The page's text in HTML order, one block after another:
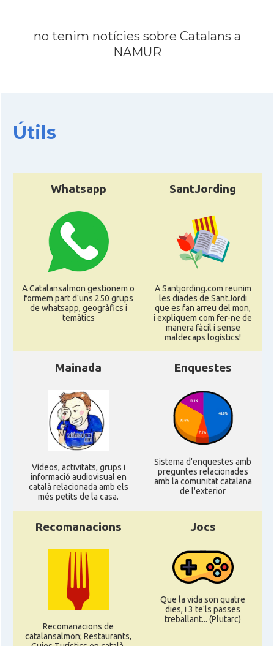
no tenim notícies sobre Catalans a
NAMUR
Útils
Whatsapp
A Catalansalmon gestionem o
formem part d'uns 250 grups
de whatsapp, geogràfics i
temàtics
SantJording
A Santjording.com reunim
les diades de SantJordi
que es fan arreu del mon,
i expliquem com fer-ne de
manera fàcil i sense
maldecaps logí­stics!
Mainada
Ví­deos, activitats, grups i
informació audiovisual en
català relacionada amb els
més petits de la casa.
Enquestes
Sistema d'enquestes amb
preguntes relacionades
amb la comunitat catalana
de l'exterior
Recomanacions
Recomanacions de
catalansalmon; Restaurants,
Jocs
Que la vida son quatre
dies, i 3 te'ls passes
treballant... (Plutarc)